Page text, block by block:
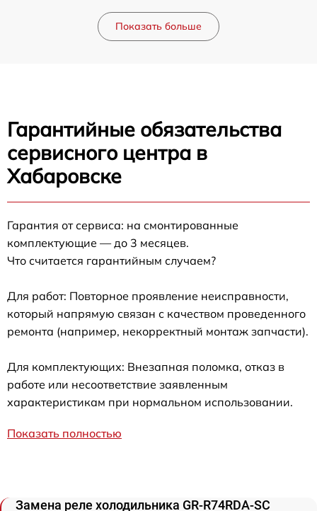
Показать больше
Гарантийные обязательства
сервисного центра в
Хабаровске
Гарантия от сервиса: на смонтированные
комплектующие — до 3 месяцев.
Что считается гарантийным случаем?
Для работ: Повторное проявление неисправности,
который напрямую связан с качеством проведенного
ремонта (например, некорректный монтаж запчасти).
Для комплектующих: Внезапная поломка, отказ в
работе или несоответствие заявленным
характеристикам при нормальном использовании.
Показать полностью
Замена реле холодильника GR-R74RDA-SC